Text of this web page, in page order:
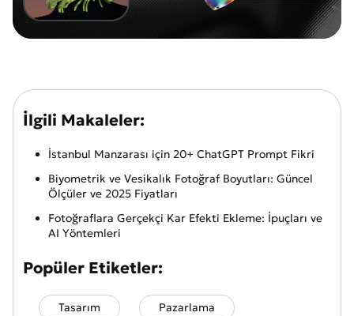
İlgili Makaleler:
İstanbul Manzarası için 20+ ChatGPT Prompt Fikri
Biyometrik ve Vesikalık Fotoğraf Boyutları: Güncel
Ölçüler ve 2025 Fiyatları
Fotoğraflara Gerçekçi Kar Efekti Ekleme: İpuçları ve
AI Yöntemleri
Popüler Etiketler:
Tasarım Pazarlama